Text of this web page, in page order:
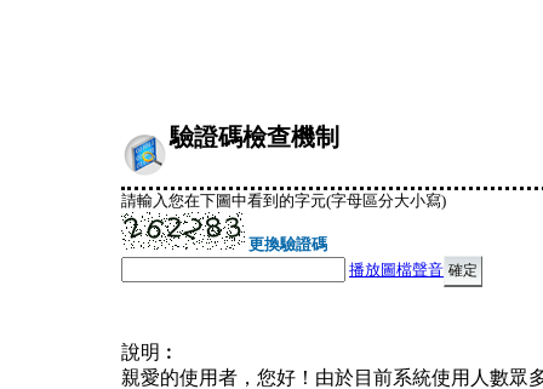
驗證碼檢查機制
請輸入您在下圖中看到的字元(字母區分大小寫)
更換驗證碼
播放圖檔聲音
說明︰
親愛的使用者，您好！由於目前系統使用人數眾